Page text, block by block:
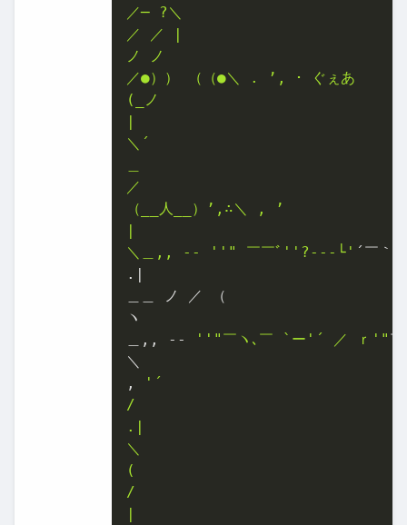
／─ ?＼
／ ／ |
ノ ノ
／●）） （（●＼ . ’, ･ ぐぇあ
(_ノ
|
＼´
／
（__人__）’,∴＼ , ’
|
＼＿,, -‐ ' '" ￣￣ﾞ' '?---└' ´￣｀
.|
＿＿ ノ ／ （
ヽ
＿,, -‐
'' "￣ヽ､￣ `ー'´ ／ ｒ'" ￣
＼
,
'´
/
.|
＼
(
/
|